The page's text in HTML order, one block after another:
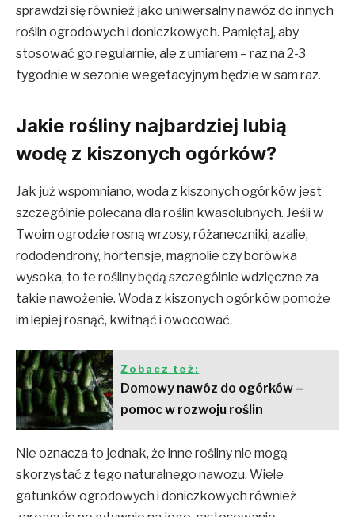
sprawdzi się również jako uniwersalny nawóz do innych
roślin ogrodowych i doniczkowych. Pamiętaj, aby
stosować go regularnie, ale z umiarem – raz na 2-3
tygodnie w sezonie wegetacyjnym będzie w sam raz.
Jakie rośliny najbardziej lubią
wodę z kiszonych ogórków?
Jak już wspomniano, woda z kiszonych ogórków jest
szczególnie polecana dla roślin kwasolubnych. Jeśli w
Twoim ogrodzie rosną wrzosy, różaneczniki, azalie,
rododendrony, hortensje, magnolie czy borówka
wysoka, to te rośliny będą szczególnie wdzięczne za
takie nawożenie. Woda z kiszonych ogórków pomoże
im lepiej rosnąć, kwitnąć i owocować.
Zobacz też:
Domowy nawóz do ogórków –
pomoc w rozwoju roślin
Nie oznacza to jednak, że inne rośliny nie mogą
skorzystać z tego naturalnego nawozu. Wiele
gatunków ogrodowych i doniczkowych również